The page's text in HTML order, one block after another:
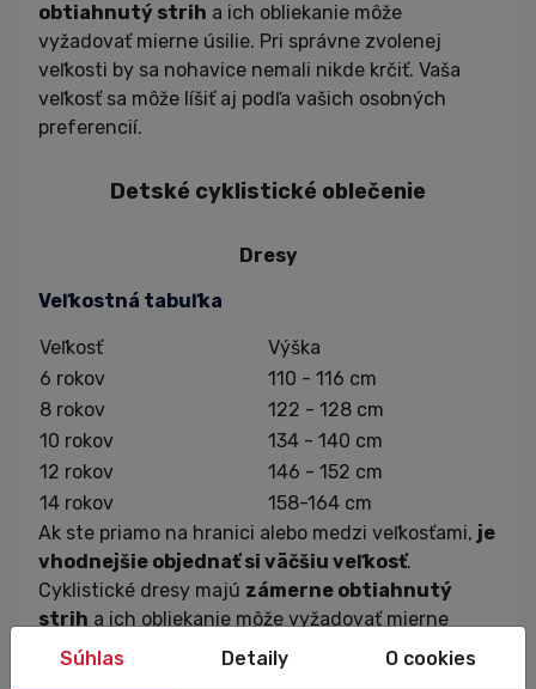
obtiahnutý strih a ich obliekanie môže
vyžadovať mierne úsilie. Pri správne zvolenej
veľkosti by sa nohavice nemali nikde krčiť. Vaša
veľkosť sa môže líšiť aj podľa vašich osobných
preferencií.
Detské cyklistické oblečenie
Dresy
Veľkostná tabuľka
Veľkosť
Výška
6 rokov
110 - 116 cm
8 rokov
122 - 128 cm
10 rokov
134 - 140 cm
12 rokov
146 - 152 cm
14 rokov
158-164 cm
Ak ste priamo na hranici alebo medzi veľkosťami, je
vhodnejšie objednať si väčšiu veľkosť.
Cyklistické dresy majú zámerne obtiahnutý
strih a ich obliekanie môže vyžadovať mierne
úsilie. V tomto prípade nejde o nesprávne zvolenú
veľkosť, dresy majú ergonomicky sedieť priamo na
Súhlas Detaily O cookies